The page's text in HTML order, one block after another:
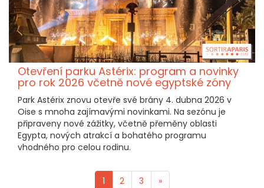
Otevření parku Astérix: program a novinky
pro rok 2026 včetně nové egyptské zóny
Park Astérix znovu otevře své brány 4. dubna 2026 v
Oise s mnoha zajímavými novinkami. Na sezónu je
připraveny nové zážitky, včetně přeměny oblasti
Egypta, nových atrakcí a bohatého programu
vhodného pro celou rodinu.
1 2 3 »